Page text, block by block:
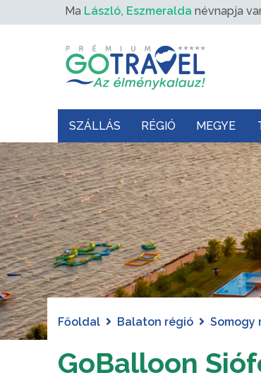
Ma László, Eszmeralda névnapja
SZÁLLÁS RÉGIÓ MEGYE
Főoldal Balaton régió Somogy
GoBalloon